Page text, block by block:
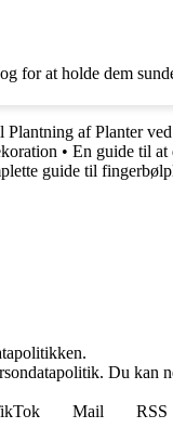
for at holde dem
af Planter
• En guide til at
guide til
Du
Mail
RSS